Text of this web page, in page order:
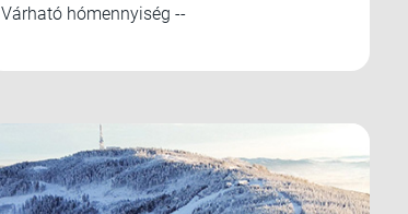
Várható hómennyiség --